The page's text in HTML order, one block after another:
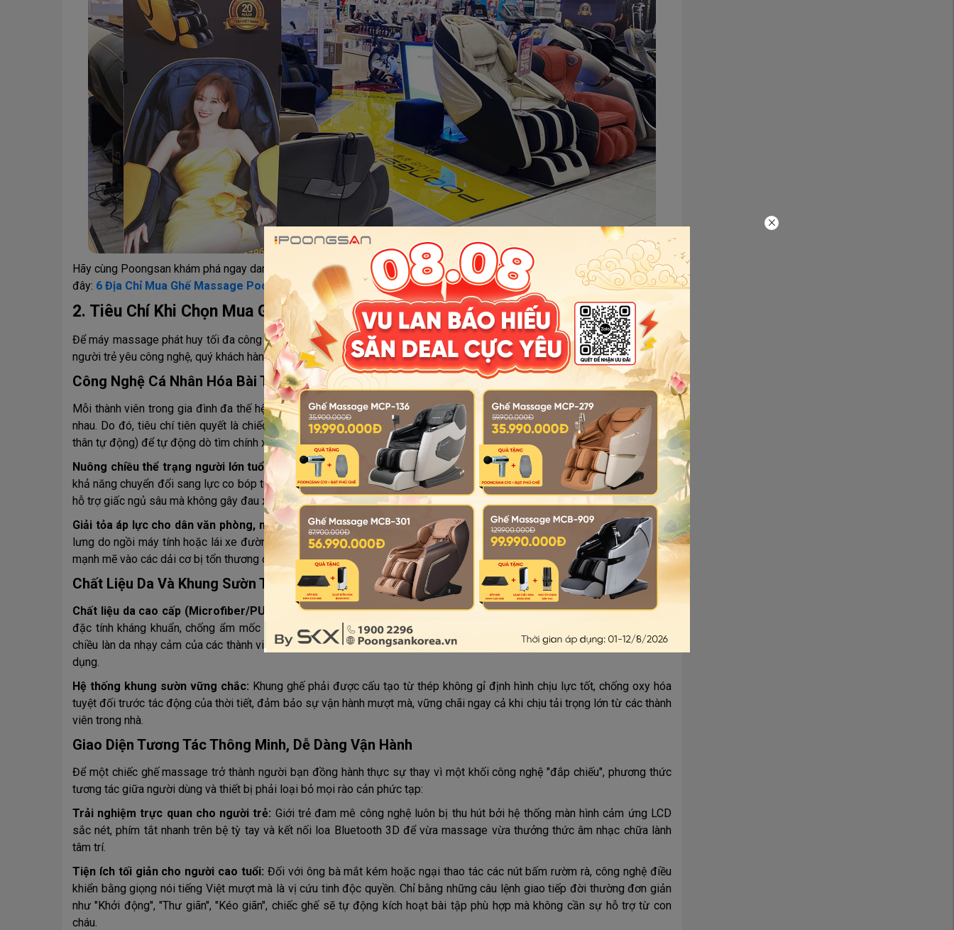
Hãy cùng Poongsan khám phá ngay danh sách các địa chỉ cửa hàng ghế massage uy tín nhất tại Hà Nội trong bài viết dưới
đây: 6 Địa Chỉ Mua Ghế Massage Poongsan Chính Hãng .
2. Tiêu Chí Khi Chọn Mua Ghế Massage Toàn Thân Cho Gia Đình Đa Thế Hệ
Để máy massage phát huy tối đa công năng, giải tỏa mọi cơn đau nhức cho cả ông bà lớn tuổi, giới văn phòng bận rộn lẫn
người trẻ yêu công nghệ, quý khách hàng cần cân nhắc kỹ lưỡng các tiêu chí "vàng" mang tính bản lề dưới đây.
Công Nghệ Cá Nhân Hóa Bài Tập Theo Từng Thể Trạng
Mỗi thành viên trong gia đình đa thế hệ đều sở hữu một vóc dáng, chiều cao cột sống và ngưỡng chịu lực hoàn toàn khác
nhau. Do đó, tiêu chí tiên quyết là chiếc ghế phải sở hữu trí tuệ nhân tạo thông minh với công nghệ Scan Body (quét toàn
thân tự động) để tự động dò tìm chính xác hệ thống huyệt đạo và lập trình lộ trình riêng biệt:
Nuông chiều thể trạng người lớn tuổi:
Hệ xương khớp của ông bà thường đã lão hóa, giòn và rất nhạy cảm. Ghế cần có
khả năng chuyển đổi sang lực co bóp túi khí đa tầng êm ái, kết hợp nhiệt hồng ngoại sưởi ấm để kích thích tuần hoàn máu,
hỗ trợ giấc ngủ sâu mà không gây đau xót hay tổn thương cơ xương.
Giải tỏa áp lực cho dân văn phòng, người trẻ bận rộn:Đối tượng này thường bị bó cơ, xơ cứng vùng cổ vai gáy và thắt
lưng do ngồi máy tính hoặc lái xe đường dài liên tục. Lúc này, hệ thống con lăn cần chuyển động đầm, miết sâu, tác động
mạnh mẽ vào các dải cơ bị tổn thương để giải phóng hoàn toàn các điểm kích hoạt đau (trigger points).
Chất Liệu Da Và Khung Sườn Thích Ứng Thời Tiết Đặc Trưng
Chất liệu da cao cấp (Microfiber/PU hạng sang):Cần ưu tiên các dòng ghế sử dụng chất liệu da sinh học cao cấp có
đặc tính kháng khuẩn, chống ẩm mốc tối đa và có khả năng chống thấm mồ hôi vượt trội. Lớp da này không chỉ nuông
chiều làn da nhạy cảm của các thành viên mà còn cực kỳ dễ vệ sinh, không lo bị bong tróc hay nứt nẻ sau thời gian dài sử
dụng.
Hệ thống khung sườn vững chắc: Khung ghế phải được cấu tạo từ thép không gỉ định hình chịu lực tốt, chống oxy hóa
tuyệt đối trước tác động của thời tiết, đảm bảo sự vận hành mượt mà, vững chãi ngay cả khi chịu tải trọng lớn từ các thành
viên trong nhà.
Giao Diện Tương Tác Thông Minh, Dễ Dàng Vận Hành
Để một chiếc ghế massage trở thành người bạn đồng hành thực sự thay vì một khối công nghệ "đắp chiếu", phương thức
tương tác giữa người dùng và thiết bị phải loại bỏ mọi rào cản phức tạp:
Trải nghiệm trực quan cho người trẻ: Giới trẻ đam mê công nghệ luôn bị thu hút bởi hệ thống màn hình cảm ứng LCD
sắc nét, phím tắt nhanh trên bệ tỳ tay và kết nối loa Bluetooth 3D để vừa massage vừa thưởng thức âm nhạc chữa lành
tâm trí.
Tiện ích tối giản cho người cao tuổi: Đối với ông bà mắt kém hoặc ngại thao tác các nút bấm rườm rà, công nghệ điều
khiển bằng giọng nói tiếng Việt mượt mà là vị cứu tinh độc quyền. Chỉ bằng những câu lệnh giao tiếp đời thường đơn giản
như "Khởi động", "Thư giãn", "Kéo giãn", chiếc ghế sẽ tự động kích hoạt bài tập phù hợp mà không cần sự hỗ trợ từ con
cháu.